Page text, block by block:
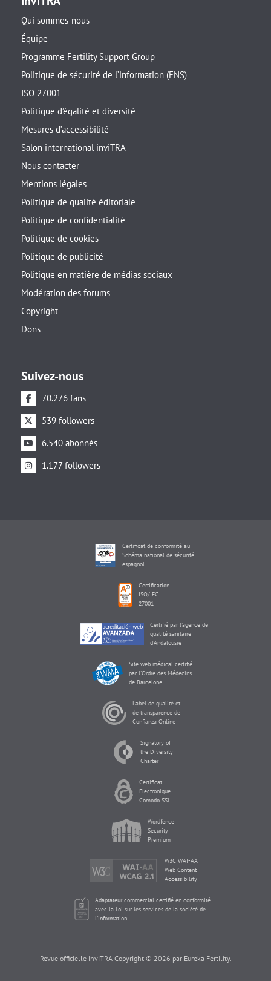
Qui sommes-nous
Équipe
Programme Fertility Support Group
Politique de sécurité de l’information (ENS)
ISO 27001
Politique d’égalité et diversité
Mesures d’accessibilité
Salon international inviTRA
Nous contacter
Mentions légales
Politique de qualité éditoriale
Politique de confidentialité
Politique de cookies
Politique de publicité
Politique en matière de médias sociaux
Modération des forums
Copyright
Dons
Suivez-nous
70.276 fans
539 followers
6.540 abonnés
1.177 followers
Certificat de conformité au
Schéma national de sécurité
espagnol
Certification
ISO/IEC
27001
Certifié par l'agence de
qualité sanitaire
d'Andalousie
Site web médical certifié
par l'Ordre des Médecins
de Barcelone
Label de qualité et
de transparence de
Confianza Online
Signatory of
the Diversity
Charter
Certificat
Electronique
Comodo SSL
Wordfence
Security
Premium
W3C WAI-AA
Web Content
Accessibility
Adaptateur commercial certifié en conformité
avec la Loi sur les services de la société de
l'information
Revue officielle inviTRA Copyright © 2026 par Eureka Fertility.